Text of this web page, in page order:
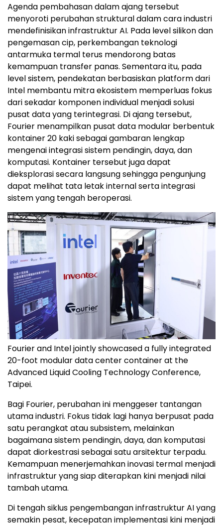
Agenda pembahasan dalam ajang tersebut
menyoroti perubahan struktural dalam cara industri
mendefinisikan infrastruktur AI. Pada level silikon dan
pengemasan cip, perkembangan teknologi
antarmuka termal terus mendorong batas
kemampuan transfer panas. Sementara itu, pada
level sistem, pendekatan berbasiskan platform dari
Intel membantu mitra ekosistem memperluas fokus
dari sekadar komponen individual menjadi solusi
pusat data yang terintegrasi. Di ajang tersebut,
Fourier menampilkan pusat data modular berbentuk
kontainer 20 kaki sebagai gambaran lengkap
mengenai integrasi sistem pendingin, daya, dan
komputasi. Kontainer tersebut juga dapat
dieksplorasi secara langsung sehingga pengunjung
dapat melihat tata letak internal serta integrasi
sistem yang tengah beroperasi.
Fourier and Intel jointly showcased a fully integrated
20-foot modular data center container at the
Advanced Liquid Cooling Technology Conference,
Taipei.
Bagi Fourier, perubahan ini menggeser tantangan
utama industri. Fokus tidak lagi hanya berpusat pada
satu perangkat atau subsistem, melainkan
bagaimana sistem pendingin, daya, dan komputasi
dapat diorkestrasi sebagai satu arsitektur terpadu.
Kemampuan menerjemahkan inovasi termal menjadi
infrastruktur yang siap diterapkan kini menjadi nilai
tambah utama.
Di tengah siklus pengembangan infrastruktur AI yang
semakin pesat, kecepatan implementasi kini menjadi